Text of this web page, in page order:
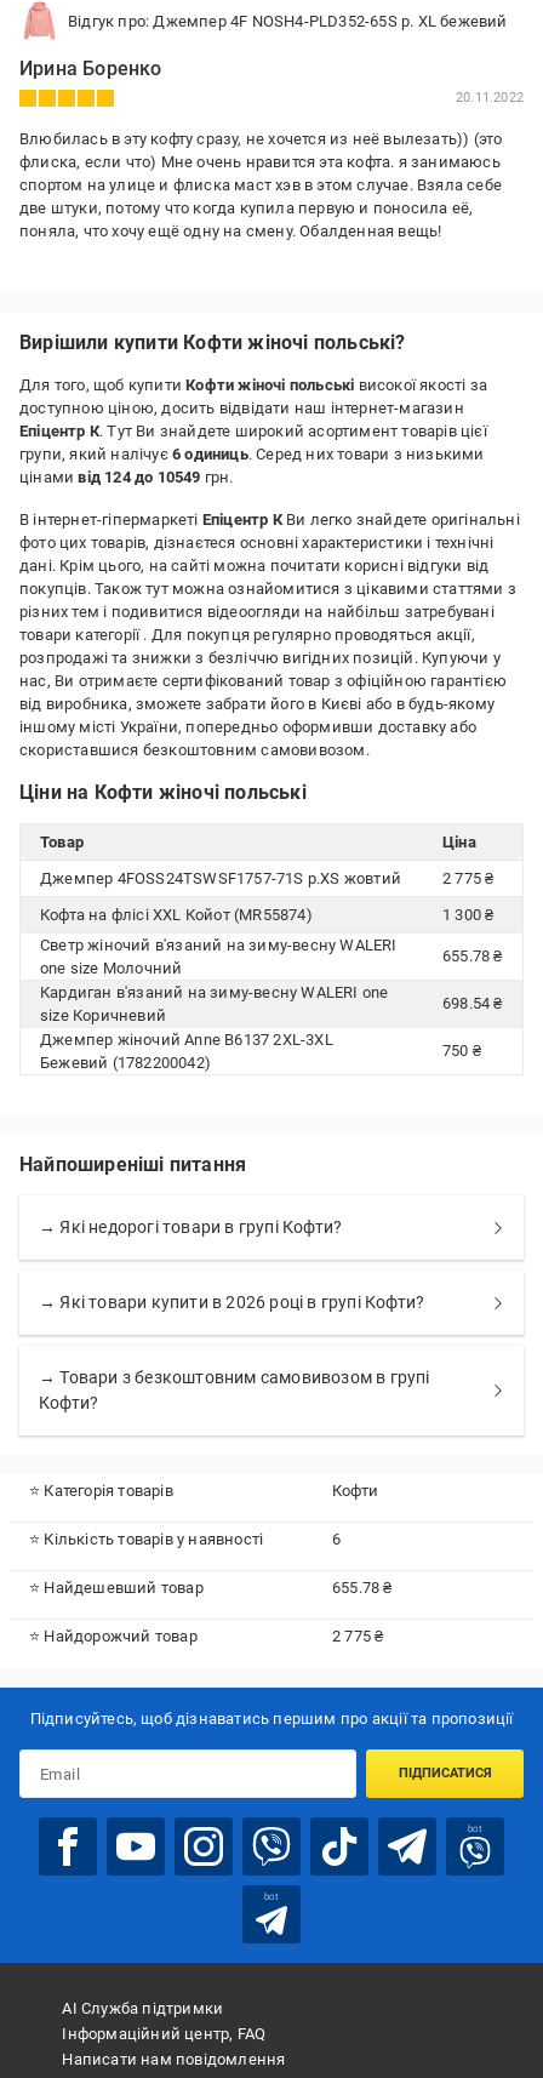
Відгук про: Джемпер 4F NOSH4-PLD352-65S р. XL бежевий
Ирина Боренко
20.11.2022
Влюбилась в эту кофту сразу, не хочется из неё вылезать)) (это
флиска, если что) Мне очень нравится эта кофта. я занимаюсь
спортом на улице и флиска маст хэв в этом случае. Взяла себе
две штуки, потому что когда купила первую и поносила её,
поняла, что хочу ещё одну на смену. Обалденная вещь!
манжет на рукаве очень кстати.
Недоліки:
не нашла)
Вирішили купити Кофти жіночі польські?
Для того, щоб купитиКофти жіночі польські високої якості за
доступною ціною, досить відвідати наш інтернет-магазин
Епіцентр К. Тут Ви знайдете широкий асортимент товарів цієї
групи, який налічує 6 одиниць. Серед них товари з низькими
цінамивід 124 до 10549 грн.
В інтернет-гіпермаркеті Епіцентр КВи легко знайдете оригінальні
фото цих товарів, дізнаєтеся основні характеристики і технічні
дані. Крім цього, на сайті можна почитати корисні відгуки від
покупців. Також тут можна ознайомитися з цікавими статтями з
різних тем і подивитися відеоогляди на найбільш затребувані
товари категорії . Для покупця регулярно проводяться акції,
розпродажі та знижки з безліччю вигідних позицій. Купуючи у
нас, Ви отримаєте сертифікований товар з офіційною гарантією
від виробника, зможете забрати його в Києві або в будь-якому
іншому місті України, попередньо оформивши доставку або
скориставшися безкоштовним самовивозом.
Ціни на Кофти жіночі польські
Товар
Ціна
Джемпер 4FOSS24TSWSF1757-71S р.XS жовтий
2 775 ₴
Кофта на флісі XXL Койот (MR55874)
1 300 ₴
Светр жіночий в'язаний на зиму-весну WALERI
one size Молочний
655.78 ₴
Кардиган в'язаний на зиму-весну WALERI one
size Коричневий
698.54 ₴
Джемпер жіночий Anne В6137 2XL-3XL
Бежевий (1782200042)
750 ₴
Найпоширеніші питання
→ Які недорогі товари в групі Кофти?
→ Які товари купити в 2026 році в групі Кофти?
→ Товари з безкоштовним самовивозом в групі
Кофти?
⭐ Категорія товарів Кофти
⭐ Кількість товарів у наявності 6
⭐ Найдешевший товар 655.78 ₴
⭐ Найдорожчий товар 2 775 ₴
Підписуйтесь, щоб дізнаватись першим про акції та пропозиції
ПІДПИСАТИСЯ
bot
bot
АІ Служба підтримки
Інформаційний центр, FAQ
Написати нам повідомлення